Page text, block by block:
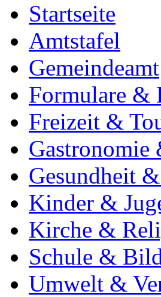
Startseite
Amtstafel
Gemeindeamt
Formulare &
Freizeit &
Gesundheit
Kinder &
Kirche &
Schule &
Umwelt &